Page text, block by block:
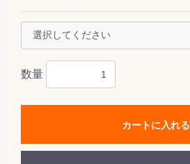
数量
カートに入れる